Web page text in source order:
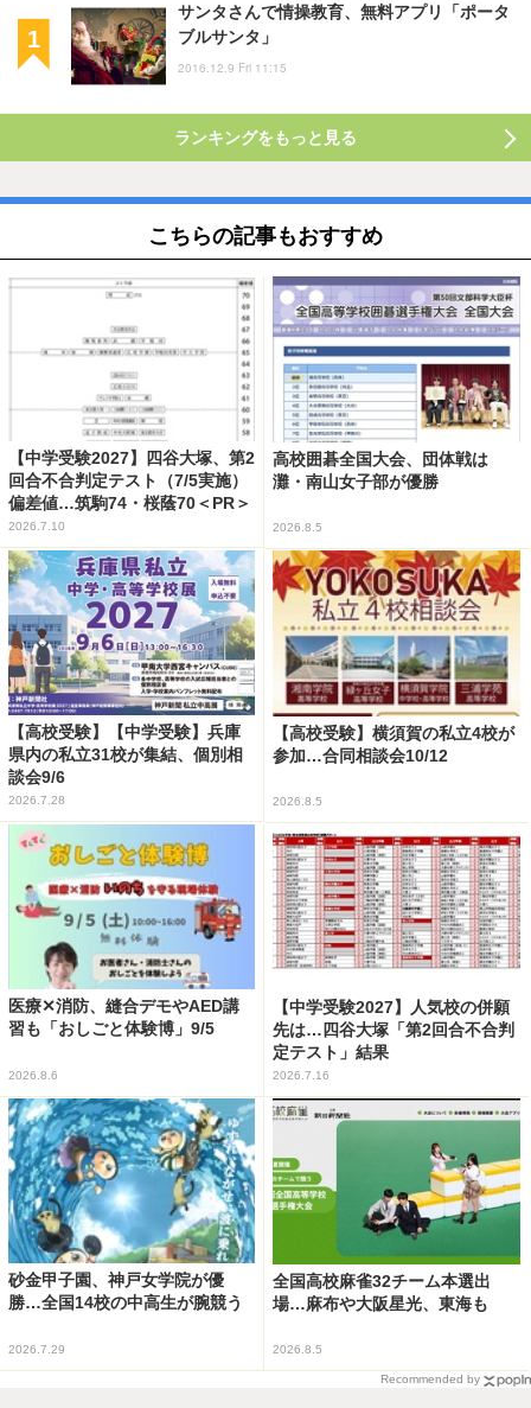
サンタさんで情操教育、無料アプリ「ポータ
ブルサンタ」
2016.12.9 Fri 11:15
ランキングをもっと見る
こちらの記事もおすすめ
【中学受験2027】四谷大塚、第2
回合不合判定テスト（7/5実施）
偏差値…筑駒74・桜蔭70＜PR＞
2026.7.10
高校囲碁全国大会、団体戦は
灘・南山女子部が優勝
2026.8.5
【高校受験】【中学受験】兵庫
県内の私立31校が集結、個別相
談会9/6
2026.7.28
【高校受験】横須賀の私立4校が
参加…合同相談会10/12
2026.8.5
医療✕消防、縫合デモやAED講
習も「おしごと体験博」9/5
2026.8.6
【中学受験2027】人気校の併願
先は…四谷大塚「第2回合不合判
定テスト」結果
2026.7.16
砂金甲子園、神戸女学院が優
勝…全国14校の中高生が腕競う
2026.7.29
全国高校麻雀32チーム本選出
場…麻布や大阪星光、東海も
2026.8.5
Recommended by